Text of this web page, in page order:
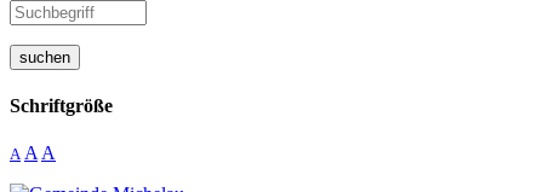
suchen
Schriftgröße
A A A